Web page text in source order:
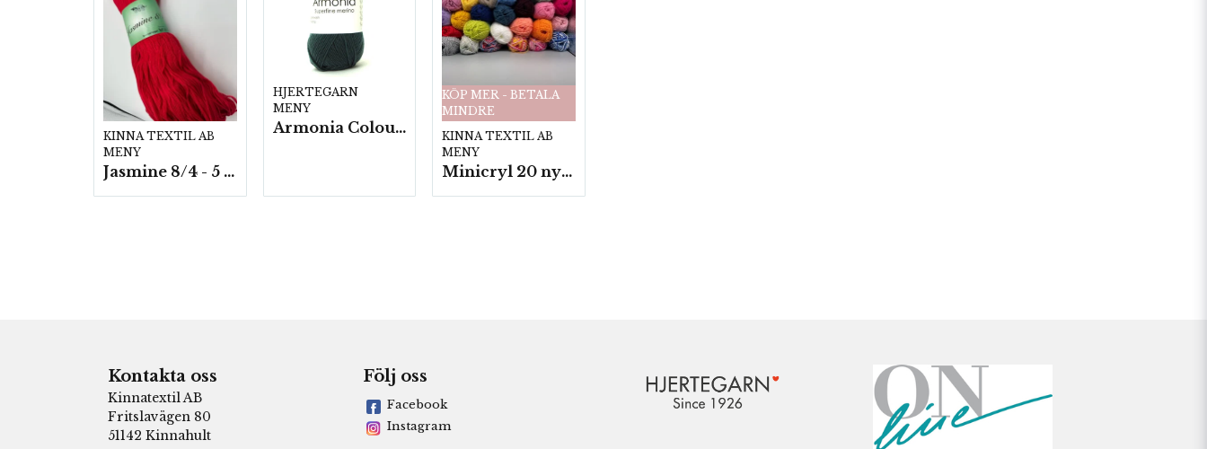
KINNA TEXTIL AB
MENY
Jasmine 8/4 - 5 härvor a200g./fp.
HJERTEGARN
MENY
Armonia Colour- 5 härv/fp. a100 g.
KÖP MER - BETALA
MINDRE
KINNA TEXTIL AB
MENY
Minicryl 20 nystan a25g./fp.
Kontakta oss
Kinnatextil AB
Fritslavägen 80
51142 Kinnahult
Följ oss
Facebook
Instagram